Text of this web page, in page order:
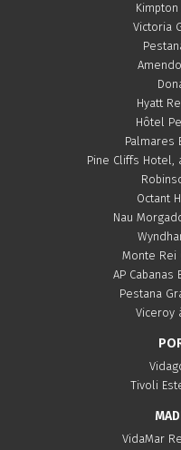
Victoria
Hyatt
Hôtel
Palmares
Pine Cliffs Hotel,
Octant
Nau
Monte Rei
AP
Pestana
Viceroy
Tivoli
VidaMar